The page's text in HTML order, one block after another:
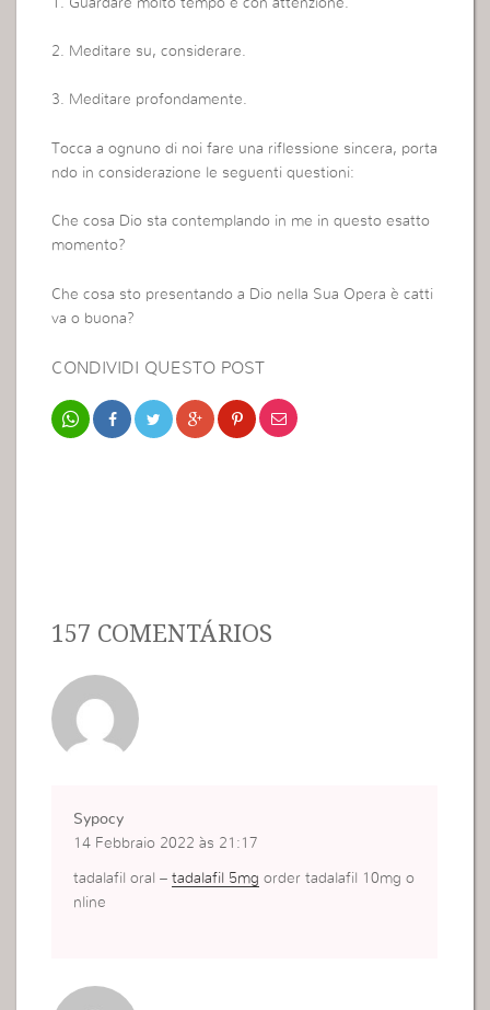
2. Meditare su, considerare.
3. Meditare profondamente.
Tocca a ognuno di noi fare una riflessione sincera, porta
ndo in considerazione le seguenti questioni:
Che cosa Dio sta contemplando in me in questo esatto
momento?
Che cosa sto presentando a Dio nella Sua Opera è catti
va o buona?
CONDIVIDI QUESTO POST
157 COMENTÁRIOS
Sypocy
14 Febbraio 2022 às 21:17
tadalafil oral –tadalafil 5mg order tadalafil 10mg o
nline